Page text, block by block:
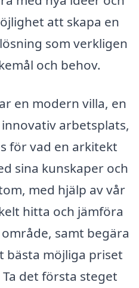
att skapa en
som verkligen
och behov.
en modern villa, en
arbetsplats,
för vad en arkitekt
sina kunskaper och
med hjälp av vår
hitta och jämföra
samt begära
möjliga priset
det första steget